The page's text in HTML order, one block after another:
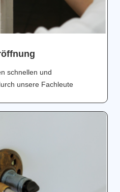
schnellen und
unsere Fachleute